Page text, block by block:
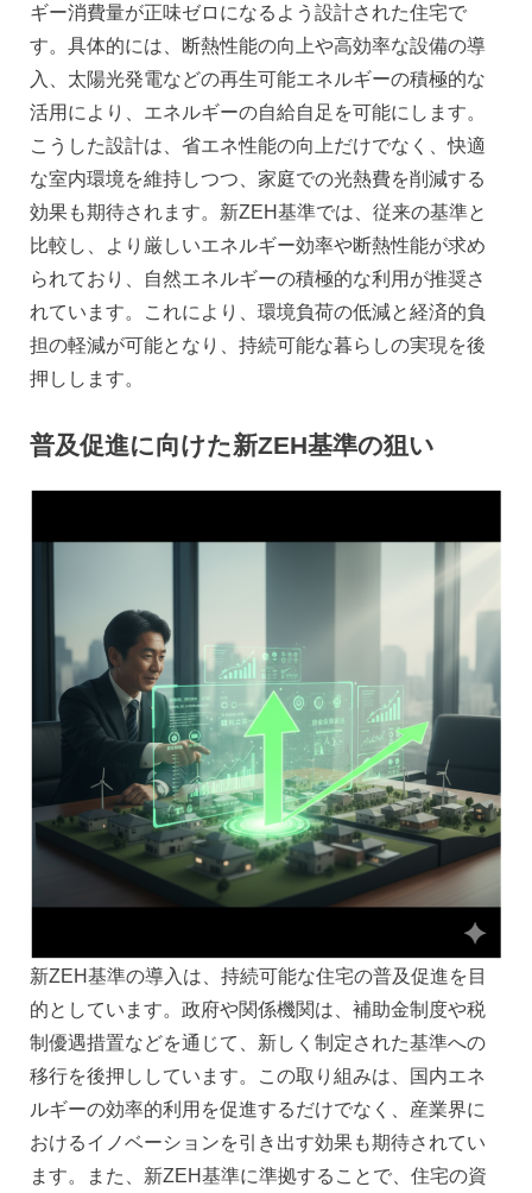
ギー消費量が正味ゼロになるよう設計された住宅で
す。具体的には、断熱性能の向上や高効率な設備の導
入、太陽光発電などの再生可能エネルギーの積極的な
活用により、エネルギーの自給自足を可能にします。
こうした設計は、省エネ性能の向上だけでなく、快適
な室内環境を維持しつつ、家庭での光熱費を削減する
効果も期待されます。新ZEH基準では、従来の基準と
比較し、より厳しいエネルギー効率や断熱性能が求め
られており、自然エネルギーの積極的な利用が推奨さ
れています。これにより、環境負荷の低減と経済的負
担の軽減が可能となり、持続可能な暮らしの実現を後
押しします。
普及促進に向けた新ZEH基準の狙い
新ZEH基準の導入は、持続可能な住宅の普及促進を目
的としています。政府や関係機関は、補助金制度や税
制優遇措置などを通じて、新しく制定された基準への
移行を後押ししています。この取り組みは、国内エネ
ルギーの効率的利用を促進するだけでなく、産業界に
おけるイノベーションを引き出す効果も期待されてい
ます。また、新ZEH基準に準拠することで、住宅の資